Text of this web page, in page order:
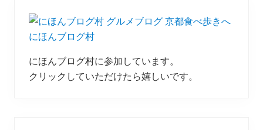
にほんブログ村
にほんブログ村に参加しています。
クリックしていただけたら嬉しいです。